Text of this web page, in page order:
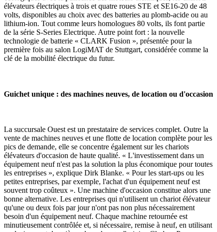
élévateurs électriques à trois et quatre roues STE et SE16-20 de 48
volts, disponibles au choix avec des batteries au plomb-acide ou au
lithium-ion. Tout comme leurs homologues 80 volts, ils font partie
de la série S-Series Electrique. Autre point fort : la nouvelle
technologie de batterie « CLARK Fusion », présentée pour la
première fois au salon LogiMAT de Stuttgart, considérée comme la
clé de la mobilité électrique du futur.
Guichet unique : des machines neuves, de location ou d'occasion
La succursale Ouest est un prestataire de services complet. Outre la
vente de machines neuves et une flotte de location complète pour les
pics de demande, elle se concentre également sur les chariots
élévateurs d'occasion de haute qualité. « L'investissement dans un
équipement neuf n'est pas la solution la plus économique pour toutes
les entreprises », explique Dirk Blanke. « Pour les start-ups ou les
petites entreprises, par exemple, l'achat d'un équipement neuf est
souvent trop coûteux ». Une machine d'occasion constitue alors une
bonne alternative. Les entreprises qui n'utilisent un chariot élévateur
qu'une ou deux fois par jour n'ont pas non plus nécessairement
besoin d'un équipement neuf. Chaque machine retournée est
minutieusement contrôlée et, si nécessaire, remise à neuf, en utilisant